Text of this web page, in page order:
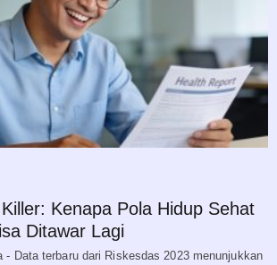
Kenapa Pola Hidup Sehat
Ditawar Lagi
- Data terbaru dari Riskesdas 2023 menunjukkan